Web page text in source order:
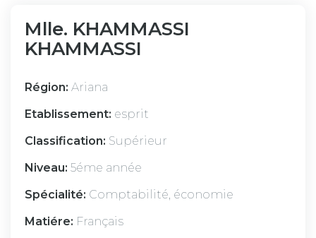
Mlle. KHAMMASSI
KHAMMASSI
Région: Ariana
Etablissement: esprit
Classification: Supérieur
Niveau: 5éme année
Spécialité: Comptabilité, économie
Matiére: Français